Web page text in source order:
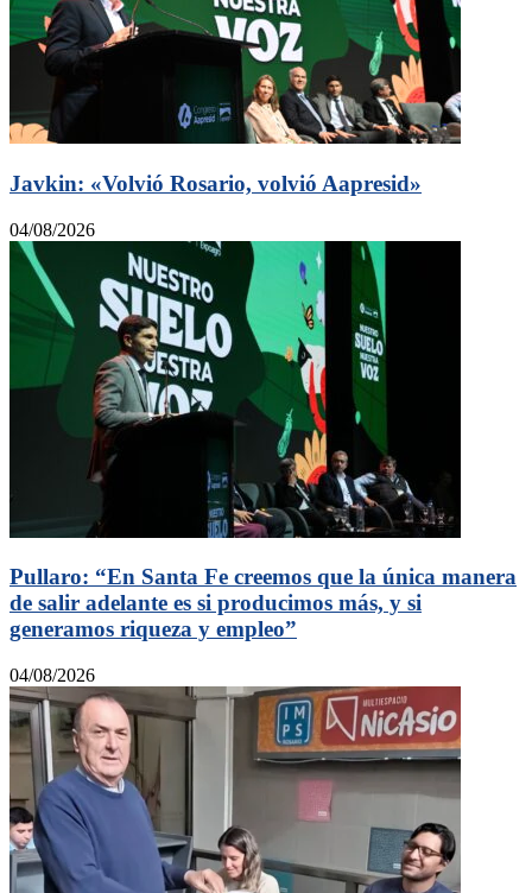
Javkin: «Volvió Rosario, volvió Aapresid»
04/08/2026
Pullaro: “En Santa Fe creemos que la única manera
de salir adelante es si producimos más, y si
generamos riqueza y empleo”
04/08/2026